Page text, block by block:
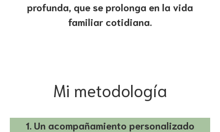
profunda, que se prolonga en la vida
familiar cotidiana.
Mi metodología
1. Un acompañamiento personalizado